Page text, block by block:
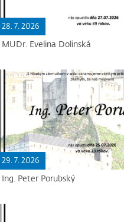
28. 7. 2026
MUDr. Evelina Dolinská
29. 7. 2026
Ing. Peter Porubský